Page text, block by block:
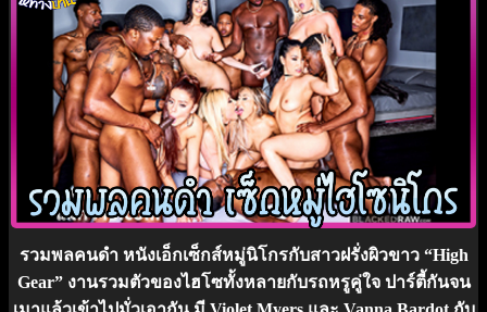
รวมพลคนดำ หนังเอ็กเซ็กส์หมู่นิโกรกับสาวฝรั่งผิวขาว “High
Gear” งานรวมตัวของไฮโซทั้งหลายกับรถหรูคู่ใจ ปาร์ตี้กันจน